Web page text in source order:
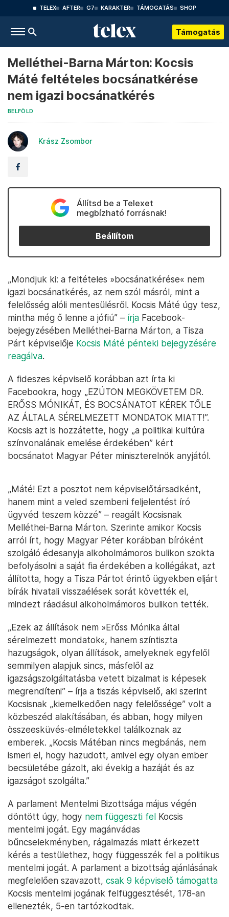
TELEX AFTER G7 KARAKTER TÁMOGATÁS SHOP
Támogatás
Melléthei-Barna Márton: Kocsis
Máté feltételes bocsánatkérése
nem igazi bocsánatkérés
BELFÖLD
Krász Zsombor
Állítsd be a Telexet
megbízható forrásnak!
Beállítom
„Mondjuk ki: a feltételes »bocsánatkérése« nem
igazi bocsánatkérés, az nem szól másról, mint a
felelősség alóli mentesülésről. Kocsis Máté úgy tesz,
mintha még ő lenne a jófiú” – írja Facebook-
bejegyzésében Melléthei-Barna Márton, a Tisza
Párt képviselője Kocsis Máté pénteki bejegyzésére
reagálva.
A fideszes képviselő korábban azt írta ki
Facebookra, hogy „EZÚTON MEGKÖVETEM DR.
ERŐSS MÓNIKÁT, ÉS BOCSÁNATOT KÉREK TŐLE
AZ ÁLTALA SÉRELMEZETT MONDATOK MIATT!”.
Kocsis azt is hozzátette, hogy „a politikai kultúra
színvonalának emelése érdekében” kért
bocsánatot Magyar Péter miniszterelnök anyjától.
„Máté! Ezt a posztot nem képviselőtársadként,
hanem mint a veled szembeni feljelentést író
ügyvéd teszem közzé” – reagált Kocsisnak
Melléthei-Barna Márton. Szerinte amikor Kocsis
arról írt, hogy Magyar Péter korábban bíróként
szolgáló édesanyja alkoholmámoros bulikon szokta
befolyásolni a saját fia érdekében a kollégákat, azt
állította, hogy a Tisza Pártot érintő ügyekben eljárt
bírák hivatali visszaélések sorát követték el,
mindezt ráadásul alkoholmámoros bulikon tették.
„Ezek az állítások nem »Erőss Mónika által
sérelmezett mondatok«, hanem színtiszta
hazugságok, olyan állítások, amelyeknek egyfelől
semmilyen alapjuk sincs, másfelől az
igazságszolgáltatásba vetett bizalmat is képesek
megrendíteni” – írja a tiszás képviselő, aki szerint
Kocsisnak „kiemelkedően nagy felelőssége” volt a
közbeszéd alakításában, és abban, hogy milyen
összeesküvés-elméletekkel találkoznak az
emberek. „Kocsis Mátéban nincs megbánás, nem
ismeri el, hogy hazudott, amivel egy olyan ember
becsületébe gázolt, aki évekig a hazáját és az
igazságot szolgálta.”
A parlament Mentelmi Bizottsága május végén
döntött úgy, hogy nem függeszti fel Kocsis
mentelmi jogát. Egy magánvádas
bűncselekményben, rágalmazás miatt érkezett
kérés a testülethez, hogy függesszék fel a politikus
mentelmi jogát. A parlament a bizottság ajánlásának
megfelelően szavazott, csak 9 képviselő támogatta
Kocsis mentelmi jogának felfüggesztését, 178-an
ellenezték, 5-en tartózkodtak.